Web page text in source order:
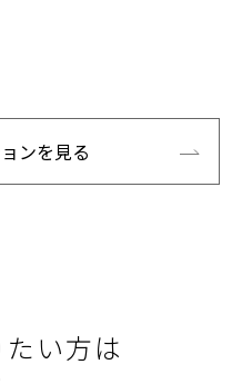
ンを見る
い方は